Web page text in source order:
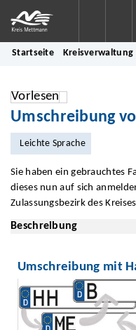
Startseite Kreisverwaltung
Vorlesen
Umschreibung
Leichte Sprache
Sie haben ein gebrauchtes
dieses nun auf sich
Zulassungsbezirk des
Beschreibung
Umschreibung mit